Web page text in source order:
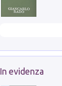
In evidenza